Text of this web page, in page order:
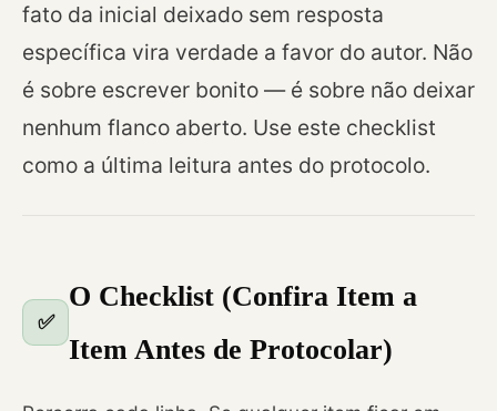
fato da inicial deixado sem resposta
específica vira verdade a favor do autor. Não
é sobre escrever bonito — é sobre não deixar
nenhum flanco aberto. Use este checklist
como a última leitura antes do protocolo.
✅
O Checklist (Confira Item a
Item Antes de Protocolar)